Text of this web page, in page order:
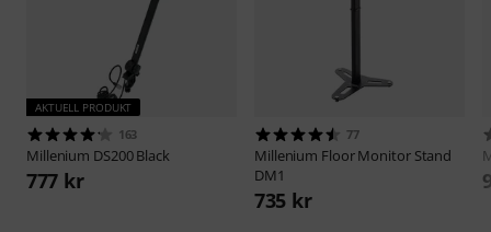
AKTUELL PRODUKT
163
Millenium DS200 Black
777 kr
77
Millenium Floor Monitor Stand
DM1
735 kr